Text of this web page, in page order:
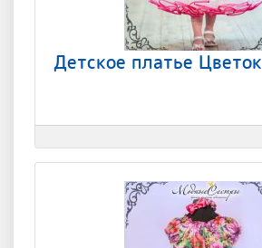
Детское платье Цветок